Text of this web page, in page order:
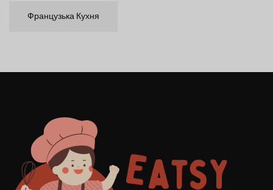
Французька Кухня